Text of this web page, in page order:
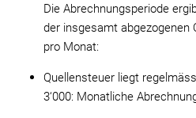
Die Abrechnungsperiode
der insgesamt abgezogenen
pro Monat:
Quellensteuer liegt
3‘000: Monatliche